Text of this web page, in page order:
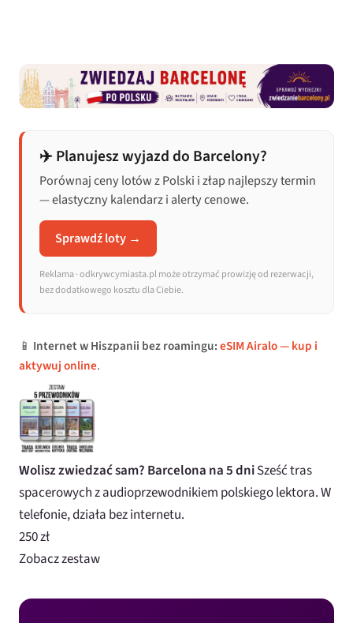
✈️ Planujesz wyjazd do Barcelony?
Porównaj ceny lotów z Polski i złap najlepszy termin
— elastyczny kalendarz i alerty cenowe.
Sprawdź loty →
Reklama · odkrywcymiasta.pl może otrzymać prowizję od rezerwacji,
bez dodatkowego kosztu dla Ciebie.
📱 Internet w Hiszpanii bez roamingu:eSIM Airalo — kup i
aktywuj online.
Wolisz zwiedzać sam? Barcelona na 5 dniSześć tras
spacerowych z audioprzewodnikiem polskiego lektora. W
telefonie, działa bez internetu.
250 zł
Zobacz zestaw